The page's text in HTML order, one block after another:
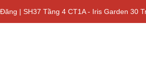
| SH37 Tầng 4 CT1A - Iris Garden 30